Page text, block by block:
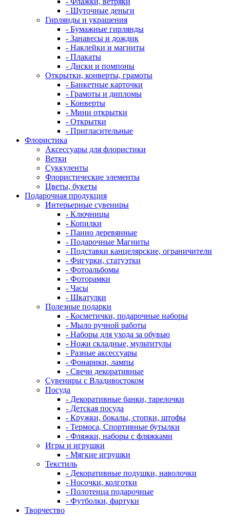
- Шуточные деньги
Гирлянды и украшения
- Бумажные гирлянды
- Занавесы и дождик
- Наклейки и магниты
- Плакаты
- Диски и помпоны
Открытки, конверты, грамоты
- Банкетные карточки
- Грамоты и дипломы
- Конверты
- Мини открытки
- Открытки
- Пригласительные
Флористика
Аксессуары для флористики
Ветки
Суккуленты
Флористические элементы
Цветы, букеты
Подарочная продукция
Интерьерные сувениры
- Ключницы
- Копилки
- Панно деревянные
- Подарочные Магниты
- Подставки канцелярские, ограничители
- Фигурки, статуэтки
- Фотоальбомы
- Фоторамки
- Часы
- Шкатулки
Полезные подарки
- Косметички, подарочные наборы
- Мыло ручной работы
- Наборы для ухода за обувью
- Ножи складные, мультитулы
- Разные аксессуары
- Фонарики, лампы
- Свечи декоративные
Сувениры с Владивостоком
Посуда
- Декоративные банки, тарелочки
- Детская посуда
- Кружки, бокалы, стопки, штофы
- Термоса, Спортивные бутылки
- Фляжки, наборы с фляжками
Игры и игрушки
- Мягкие игрушки
Текстиль
- Декоративные подушки, наволочки
- Носочки, колготки
- Полотенца подарочные
- Футболки, фартуки
Творчество